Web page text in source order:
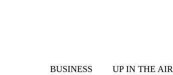
BUSINESS UP IN THE AIR